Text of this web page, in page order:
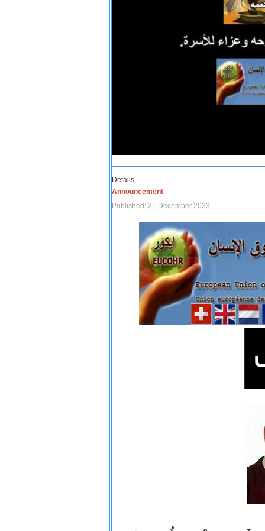
Details
Announcement
Published: 21 December 2023